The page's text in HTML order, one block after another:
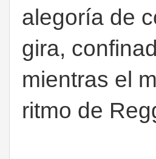
alegoría de
gira,
mientras el
ritmo de